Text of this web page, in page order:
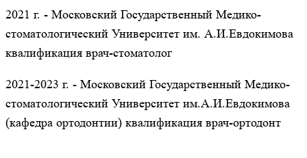
2021 г.​ - Московский Государственный Медико-
стоматологический Университет им. А.И.Евдокимова
квалификация врач-стоматолог
2021-2023 г.​ - Московский Государственный Медико-
стоматологический Университет им.А.И.Евдокимова
(кафедра ортодонтии) квалификация врач-ортодонт